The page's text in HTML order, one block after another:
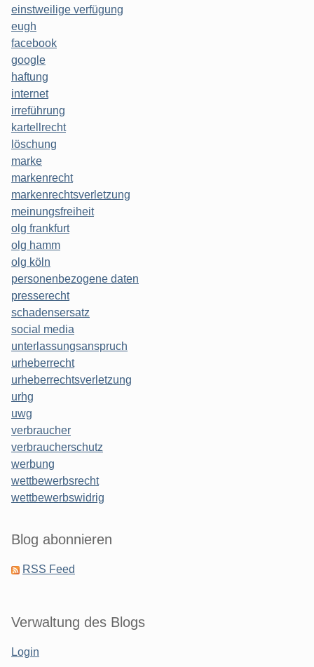
einstweilige verfügung
eugh
facebook
google
haftung
internet
irreführung
kartellrecht
löschung
marke
markenrecht
markenrechtsverletzung
meinungsfreiheit
olg frankfurt
olg hamm
olg köln
personenbezogene daten
presserecht
schadensersatz
social media
unterlassungsanspruch
urheberrecht
urheberrechtsverletzung
urhg
uwg
verbraucher
verbraucherschutz
werbung
wettbewerbsrecht
wettbewerbswidrig
Blog abonnieren
RSS Feed
Verwaltung des Blogs
Login